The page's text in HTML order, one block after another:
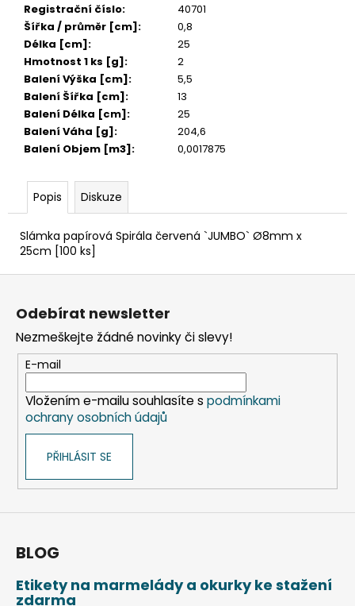
Registrační číslo:
40701
Šířka / průměr [cm]:
0,8
Délka [cm]:
25
Hmotnost 1 ks [g]:
2
Balení Výška [cm]:
5,5
Balení Šířka [cm]:
13
Balení Délka [cm]:
25
Balení Váha [g]:
204,6
Balení Objem [m3]: 0,0017875
Popis Diskuze
Slámka papírová Spirála červená `JUMBO` Ø8mm x
25cm [100 ks]
ETIKETY
SAMOLEPICÍ
70X37
MM
POTISK
240
KS
99
Kč
Z
Odebírat newsletter
Nezmeškejte žádné novinky či slevy!
E-mail
Vložením e-mailu souhlasíte s podmínkami
ochrany osobních údajů
PŘIHLÁSIT SE
BLOG
Etikety na marmelády a okurky ke stažení
zdarma